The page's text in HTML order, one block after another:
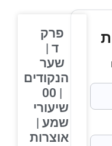
פרק
שער
הנקודים
| 00
שיעורי
שמע |
אוצרות